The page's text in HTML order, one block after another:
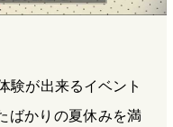
験が出来るイベント
ばかりの夏休みを満